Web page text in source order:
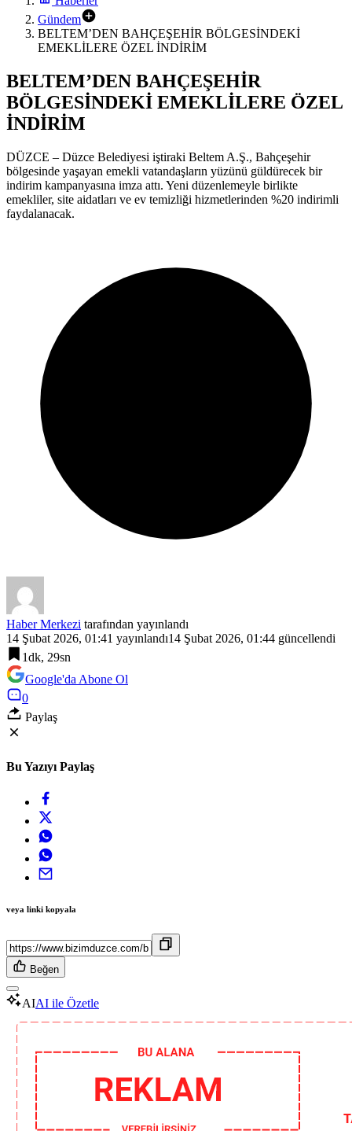
Gündem
BELTEM’DEN BAHÇEŞEHİR BÖLGESİNDEKİ
EMEKLİLERE ÖZEL İNDİRİM
BELTEM’DEN BAHÇEŞEHİR
BÖLGESİNDEKİ EMEKLİLERE ÖZEL
İNDİRİM
DÜZCE – Düzce Belediyesi iştiraki Beltem A.Ş., Bahçeşehir
bölgesinde yaşayan emekli vatandaşların yüzünü güldürecek bir
indirim kampanyasına imza attı. Yeni düzenlemeyle birlikte
emekliler, site aidatları ve ev temizliği hizmetlerinden %20 indirimli
faydalanacak.
Haber Merkezi tarafından yayınlandı
14 Şubat 2026, 01:41 yayınlandı14 Şubat 2026, 01:44 güncellendi
1dk, 29sn
Google'da Abone Ol
0
Paylaş
Bu Yazıyı Paylaş
veya linki kopyala
Beğen
AIAI ile Özetle